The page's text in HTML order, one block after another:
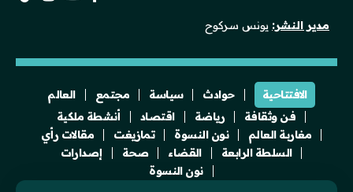
مدير النشر: يونس سركوح
الافتتاحية حوادث سياسة مجتمع
العالم
فن وثقافة
رياضة اقتصاد
أنشطة ملكية
مغاربة العالم
نون النسوة تمازيغت
مقالات رأي
السلطة الرابعة
القضاء صحة
إصدارات
نون النسوة